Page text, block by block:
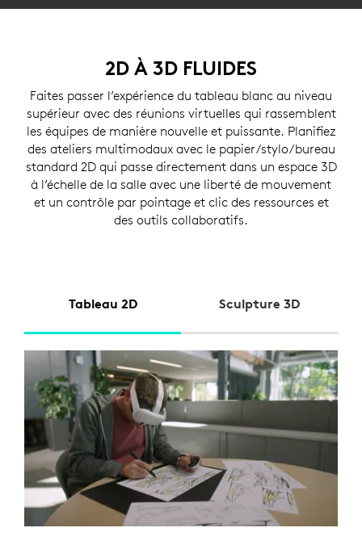
2D À 3D FLUIDES
Faites passer l’expérience du tableau blanc au niveau
supérieur avec des réunions virtuelles qui rassemblent
les équipes de manière nouvelle et puissante. Planifiez
des ateliers multimodaux avec le papier/stylo/bureau
standard 2D qui passe directement dans un espace 3D
à l’échelle de la salle avec une liberté de mouvement
et un contrôle par pointage et clic des ressources et
des outils collaboratifs.
Tableau 2D Sculpture 3D